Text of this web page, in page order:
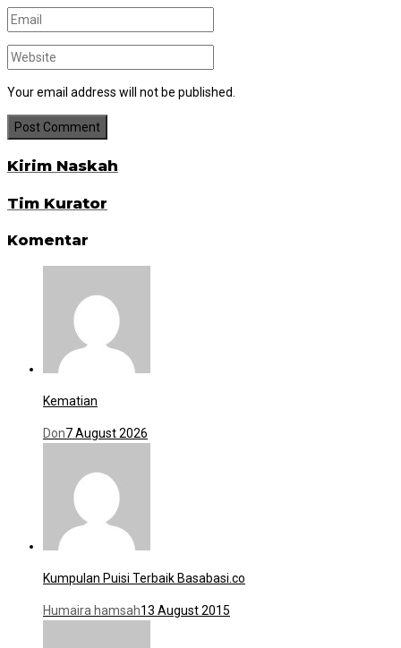
Your email address will not be published.
Kirim Naskah
Tim Kurator
Komentar
Kematian
Don7 August 2026
Kumpulan Puisi Terbaik Basabasi.co
Humaira hamsah13 August 2015